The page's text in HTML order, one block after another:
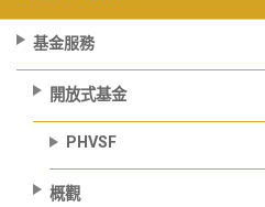
基金服務
開放式基金
PHVSF
概觀